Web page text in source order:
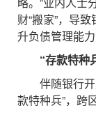
财“搬家”，导
升负债管理能
“存款特种
伴随银行开
款特种兵”，跨